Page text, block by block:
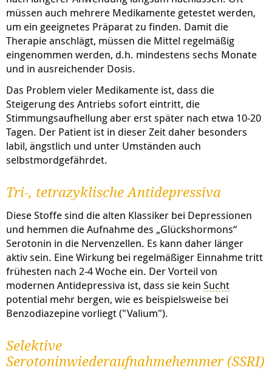
müssen auch mehrere Medikamente getestet werden,
um ein geeignetes Präparat zu finden. Damit die
Therapie anschlägt, müssen die Mittel regelmäßig
eingenommen werden, d.h. mindestens sechs Monate
und in ausreichender Dosis.
Das Problem vieler Medikamente ist, dass die
Steigerung des Antriebs sofort eintritt, die
Stimmungsaufhellung aber erst später nach etwa 10-20
Tagen. Der Patient ist in dieser Zeit daher besonders
labil, ängstlich und unter Umständen auch
selbstmordgefährdet.
Tri-, tetrazyklische Antidepressiva
Diese Stoffe sind die alten Klassiker bei Depressionen
und hemmen die Aufnahme des „Glückshormons“
Serotonin in die Nervenzellen. Es kann daher länger
aktiv sein. Eine Wirkung bei regelmäßiger Einnahme tritt
frühesten nach 2-4 Woche ein. Der Vorteil von
modernen Antidepressiva ist, dass sie kein Sucht
potential mehr bergen, wie es beispielsweise bei
Benzodiazepine vorliegt ("Valium").
Selektive
Serotoninwiederaufnahmehemmer (SSRI)